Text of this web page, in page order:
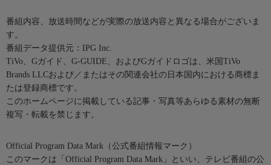
番組内容、放送時間などが実際の放送内容と異なる場合がございま
す。
番組データ提供元：IPG Inc.
TiVo、Gガイド、G-GUIDE、およびGガイドロゴは、米国TiVo
Brands LLCおよび／またはその関連会社の日本国内における商標ま
たは登録商標です。
このホームページに掲載している記事・写真等あらゆる素材の無断
複写・転載を禁じます。
Official Program Data Mark（公式番組情報マーク）
このマークは「Official Program Data Mark」といい、テレビ番組の公